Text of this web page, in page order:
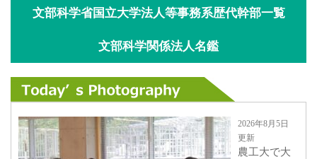
文部科学省国立大学法人等事務系歴代幹部一覧
文部科学関係法人名鑑
2026年8月5日
更新
農工大で大